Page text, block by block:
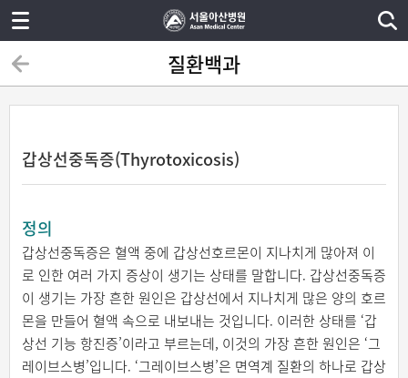
질환백과
갑상선중독증(Thyrotoxicosis)
정의
갑상선중독증은 혈액 중에 갑상선호르몬이 지나치게 많아져 이
로 인한 여러 가지 증상이 생기는 상태를 말합니다. 갑상선중독증
이 생기는 가장 흔한 원인은 갑상선에서 지나치게 많은 양의 호르
몬을 만들어 혈액 속으로 내보내는 것입니다. 이러한 상태를 ‘갑
상선 기능 항진증’이라고 부르는데, 이것의 가장 흔한 원인은 ‘그
레이브스병’입니다. ‘그레이브스병’은 면역계 질환의 하나로 갑상